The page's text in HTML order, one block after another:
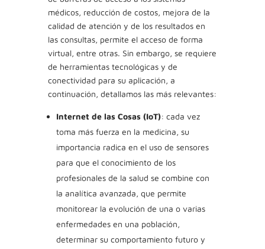
médicos, reducción de costos, mejora de la
calidad de atención y de los resultados en
las consultas, permite el acceso de forma
virtual, entre otras. Sin embargo, se requiere
de herramientas tecnológicas y de
conectividad para su aplicación, a
continuación, detallamos las más relevantes:
Internet de las Cosas (IoT): cada vez
toma más fuerza en la medicina, su
importancia radica en el uso de sensores
para que el conocimiento de los
profesionales de la salud se combine con
la analítica avanzada, que permite
monitorear la evolución de una o varias
enfermedades en una población,
determinar su comportamiento futuro y